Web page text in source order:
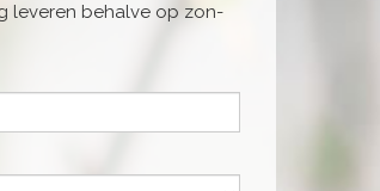
leveren behalve op zon-